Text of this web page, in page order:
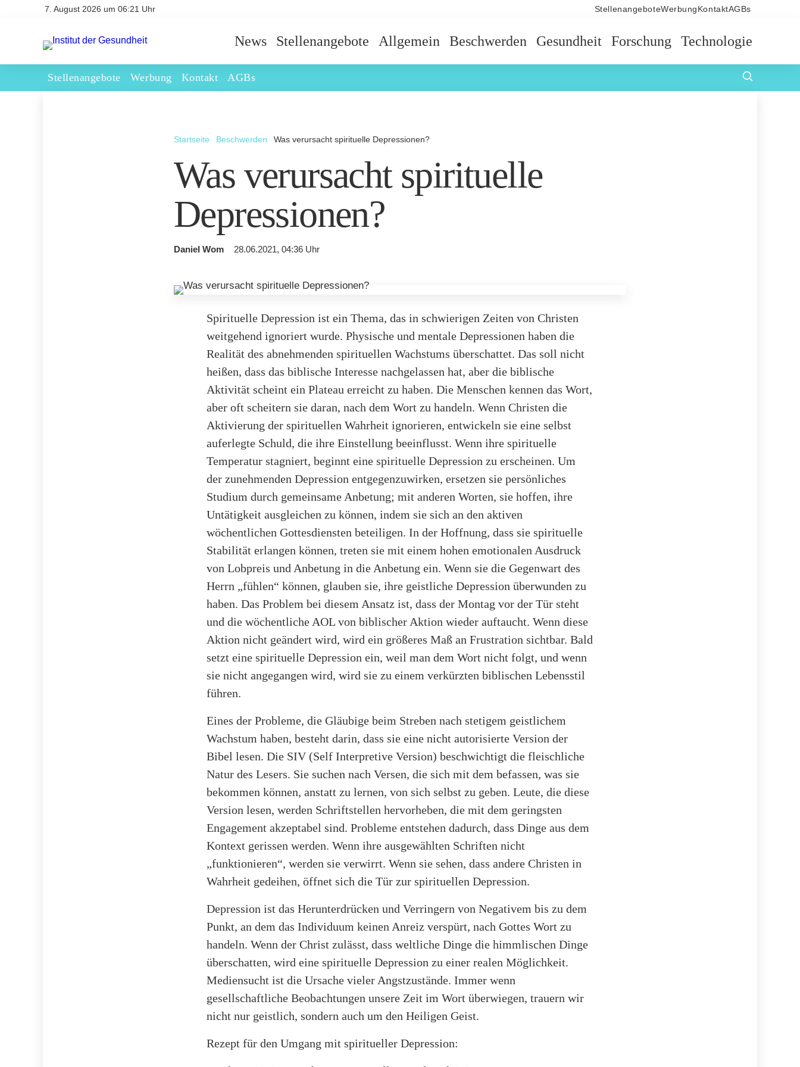
7. August 2026 um 06:21 Uhr StellenangeboteWerbung KontaktAGBs
News Stellenangebote Allgemein Beschwerden Gesundheit Forschung Technologie
Stellenangebote Werbung Kontakt AGBs
Startseite Beschwerden Was verursacht spirituelle Depressionen?
Was verursacht spirituelle
Depressionen?
Daniel Wom 28.06.2021, 04:36 Uhr
Spirituelle Depression ist ein Thema, das in schwierigen Zeiten von Christen
weitgehend ignoriert wurde. Physische und mentale Depressionen haben die
Realität des abnehmenden spirituellen Wachstums überschattet. Das soll nicht
heißen, dass das biblische Interesse nachgelassen hat, aber die biblische
Aktivität scheint ein Plateau erreicht zu haben. Die Menschen kennen das Wort,
aber oft scheitern sie daran, nach dem Wort zu handeln. Wenn Christen die
Aktivierung der spirituellen Wahrheit ignorieren, entwickeln sie eine selbst
auferlegte Schuld, die ihre Einstellung beeinflusst. Wenn ihre spirituelle
Temperatur stagniert, beginnt eine spirituelle Depression zu erscheinen. Um
der zunehmenden Depression entgegenzuwirken, ersetzen sie persönliches
Studium durch gemeinsame Anbetung; mit anderen Worten, sie hoffen, ihre
Untätigkeit ausgleichen zu können, indem sie sich an den aktiven
wöchentlichen Gottesdiensten beteiligen. In der Hoffnung, dass sie spirituelle
Stabilität erlangen können, treten sie mit einem hohen emotionalen Ausdruck
von Lobpreis und Anbetung in die Anbetung ein. Wenn sie die Gegenwart des
Herrn „fühlen“ können, glauben sie, ihre geistliche Depression überwunden zu
haben. Das Problem bei diesem Ansatz ist, dass der Montag vor der Tür steht
und die wöchentliche AOL von biblischer Aktion wieder auftaucht. Wenn diese
Aktion nicht geändert wird, wird ein größeres Maß an Frustration sichtbar. Bald
setzt eine spirituelle Depression ein, weil man dem Wort nicht folgt, und wenn
sie nicht angegangen wird, wird sie zu einem verkürzten biblischen Lebensstil
führen.
Eines der Probleme, die Gläubige beim Streben nach stetigem geistlichem
Wachstum haben, besteht darin, dass sie eine nicht autorisierte Version der
Bibel lesen. Die SIV (Self Interpretive Version) beschwichtigt die fleischliche
Natur des Lesers. Sie suchen nach Versen, die sich mit dem befassen, was sie
bekommen können, anstatt zu lernen, von sich selbst zu geben. Leute, die diese
Version lesen, werden Schriftstellen hervorheben, die mit dem geringsten
Engagement akzeptabel sind. Probleme entstehen dadurch, dass Dinge aus dem
Kontext gerissen werden. Wenn ihre ausgewählten Schriften nicht
„funktionieren“, werden sie verwirrt. Wenn sie sehen, dass andere Christen in
Wahrheit gedeihen, öffnet sich die Tür zur spirituellen Depression.
Depression ist das Herunterdrücken und Verringern von Negativem bis zu dem
Punkt, an dem das Individuum keinen Anreiz verspürt, nach Gottes Wort zu
handeln. Wenn der Christ zulässt, dass weltliche Dinge die himmlischen Dinge
überschatten, wird eine spirituelle Depression zu einer realen Möglichkeit.
Mediensucht ist die Ursache vieler Angstzustände. Immer wenn
gesellschaftliche Beobachtungen unsere Zeit im Wort überwiegen, trauern wir
nicht nur geistlich, sondern auch um den Heiligen Geist.
Rezept für den Umgang mit spiritueller Depression: